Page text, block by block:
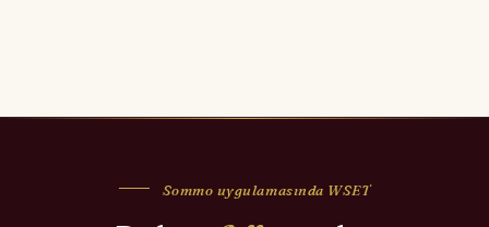
Sommo uygulamasında WSET